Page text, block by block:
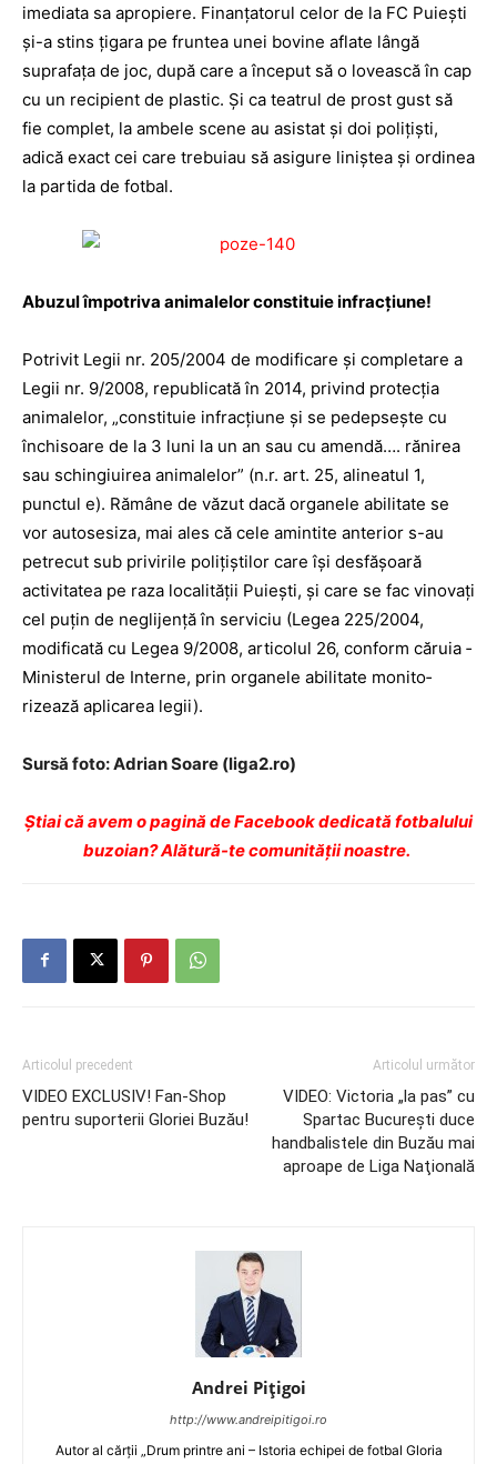
imediata sa apropiere. Finanțatorul celor de la FC Puiești
și-a stins țigara pe fruntea unei bovine aflate lângă
suprafața de joc, după care a început să o lovească în cap
cu un recipient de plastic. Și ca teatrul de prost gust să
fie complet, la ambele scene au asistat și doi polițiști,
adică exact cei care trebuiau să asigure liniștea și ordinea
la partida de fotbal.
Abuzul împotriva animalelor constituie infracțiune!
Potrivit Legii nr. 205/2004 de modificare și completare a
Legii nr. 9/2008, republicată în 2014, privind protecția
animalelor, „constituie infracțiune și se pedepsește cu
închisoare de la 3 luni la un an sau cu amendă…. rănirea
sau schingiuirea animalelor” (n.r. art. 25, alineatul 1,
punctul e). Rămâne de văzut dacă organele abilitate se
vor autosesiza, mai ales că cele amintite anterior s-au
petrecut sub privirile polițiștilor care își desfășoară
activitatea pe raza localității Puiești, și care se fac vinovați
cel puțin de neglijență în serviciu (Legea 225/2004,
modificată cu Legea 9/2008, articolul 26, conform căruia ­
Mi­nisterul de Interne, prin organele abilitate monito­
rizează aplicarea legii).
Sursă foto: Adrian Soare (liga2.ro)
Ştiai că avem o pagină de Facebook dedicată fotbalului
buzoian? Alătură-te comunității noastre.
Articolul precedent
VIDEO EXCLUSIV! Fan-Shop
pentru suporterii Gloriei Buzău!
Articolul următor
VIDEO: Victoria „la pas” cu
Spartac Bucureşti duce
handbalistele din Buzău mai
aproape de Liga Naţională
Andrei Pițigoi
http://www.andreipitigoi.ro
Autor al cărţii „Drum printre ani – Istoria echipei de fotbal Gloria